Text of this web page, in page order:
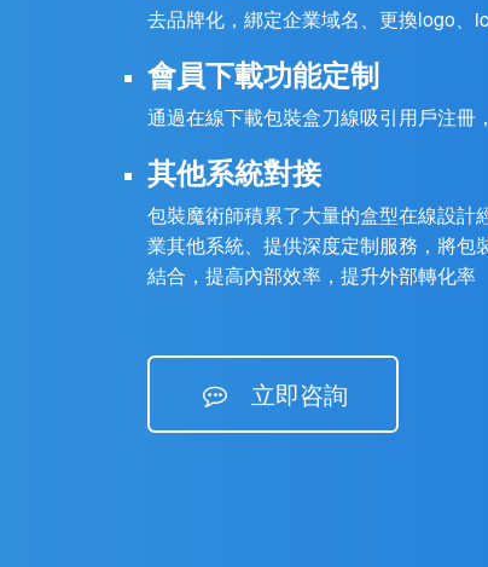
去品牌化，綁定企業域名、更換logo、
會員下載功能定制
通過在線下載包裝盒刀線吸引用戶注冊
其他系統對接
包裝魔術師積累了大量的盒型在線設計
業其他系統、提供深度定制服務，將包
結合，提高內部效率，提升外部轉化率
立即咨詢